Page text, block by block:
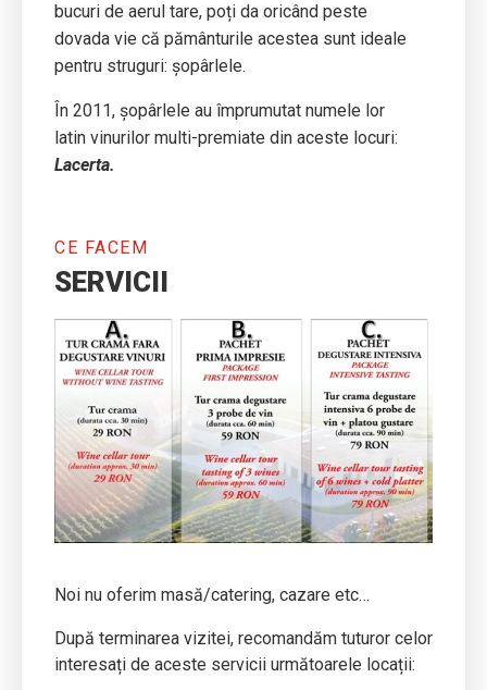
bucuri de aerul tare, poți da oricând peste
dovada vie că pământurile acestea sunt ideale
pentru struguri: șopârlele.
În 2011, șopârlele au împrumutat numele lor
latin vinurilor multi-premiate din aceste locuri:
Lacerta.
CE FACEM
SERVICII
Noi nu oferim masă/catering, cazare etc…
După terminarea vizitei, recomandăm tuturor celor
interesați de aceste servicii următoarele locații: